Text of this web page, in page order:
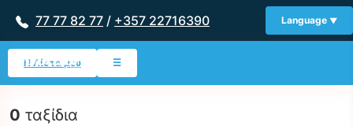
77 77 82 77 / +357 22716390 Language
Η Λίστα μου ☰
0 ταξίδια